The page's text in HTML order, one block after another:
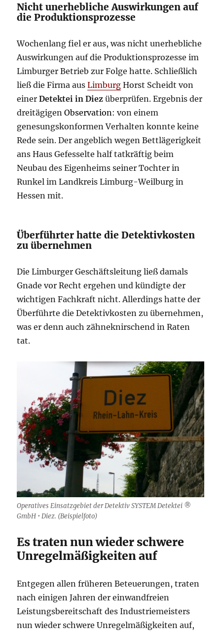
Nicht unerhebliche Auswirkungen auf
die Produktionsprozesse
Wochenlang fiel er aus, was nicht unerhebliche
Auswirkungen auf die Produktionsprozesse im
Limburger Betrieb zur Folge hatte. Schließlich
ließ die Firma ausLimburg Horst Scheidt von
einerDetektei in Diez überprüfen. Ergebnis der
dreitägigenObservation: von einem
genesungskonformen Verhalten konnte keine
Rede sein. Der angeblich wegen Bettlägerigkeit
ans Haus Gefesselte half tatkräftig beim
Neubau des Eigenheims seiner Tochter in
Runkel im Landkreis Limburg-Weilburg in
Hessen mit.
Überführter hatte die Detektivkosten
zu übernehmen
Die Limburger Geschäftsleitung ließ damals
Gnade vor Recht ergehen und kündigte der
wichtigen Fachkraft nicht. Allerdings hatte der
Überführte die Detektivkosten zu übernehmen,
was er denn auch zähneknirschend in Raten
tat.
Operatives Einsatzgebiet der Detektiv SYSTEM Detektei ®
GmbH • Diez. (Beispielfoto)
Es traten nun wieder schwere
Unregelmäßigkeiten auf
Entgegen allen früheren Beteuerungen, traten
nach einigen Jahren der einwandfreien
Leistungsbereitschaft des Industriemeisters
nun wieder schwere Unregelmäßigkeiten auf,